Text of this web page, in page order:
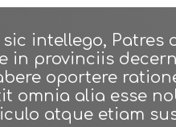
sic intellego, Patres
in provinciis
oportere
omnia alia esse
atque etiam